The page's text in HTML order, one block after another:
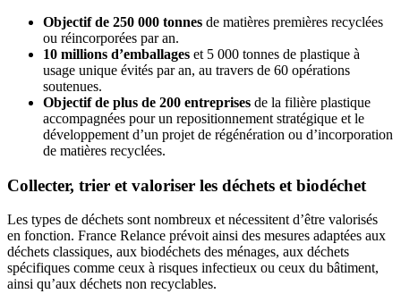
Objectif de 250 000 tonnes de matières premières recyclées
ou réincorporées par an.
10 millions d’emballages et 5 000 tonnes de plastique à
usage unique évités par an, au travers de 60 opérations
soutenues.
Objectif de plus de 200 entreprises de la filière plastique
accompagnées pour un repositionnement stratégique et le
développement d’un projet de régénération ou d’incorporation
de matières recyclées.
Collecter, trier et valoriser les déchets et biodéchet
Les types de déchets sont nombreux et nécessitent d’être valorisés
en fonction. France Relance prévoit ainsi des mesures adaptées aux
déchets classiques, aux biodéchets des ménages, aux déchets
spécifiques comme ceux à risques infectieux ou ceux du bâtiment,
ainsi qu’aux déchets non recyclables.